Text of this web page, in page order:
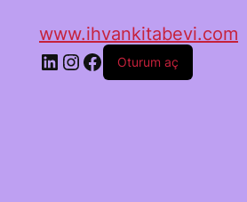
www.ihvankitabevi.com
Oturum aç